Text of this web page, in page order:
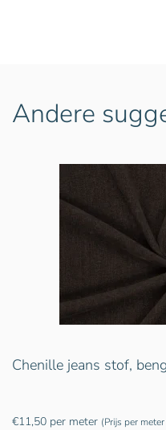
Andere
Chenille jeans stof,
€11,50 per meter (Prijs per